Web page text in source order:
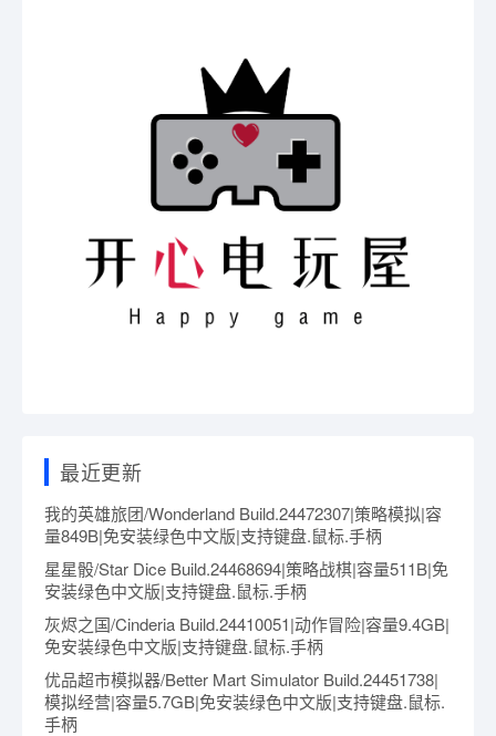
最近更新
我的英雄旅团/Wonderland Build.24472307|策略模拟|容
量849B|免安装绿色中文版|支持键盘.鼠标.手柄
星星骰/Star Dice Build.24468694|策略战棋|容量511B|免
安装绿色中文版|支持键盘.鼠标.手柄
灰烬之国/Cinderia Build.24410051|动作冒险|容量9.4GB|
免安装绿色中文版|支持键盘.鼠标.手柄
优品超市模拟器/Better Mart Simulator Build.24451738|
模拟经营|容量5.7GB|免安装绿色中文版|支持键盘.鼠标.
手柄